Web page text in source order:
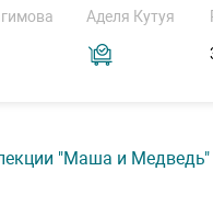
Аделя Кутуя
"Маша и Медведь"